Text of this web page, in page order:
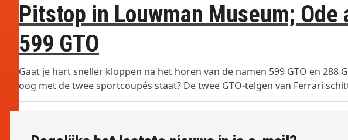
Pitstop in Louwman Museum; Ode
599 GTO
Gaat je hart sneller kloppen na het horen van de namen 599 GTO en 288
oog met de twee sportcoupés staat? De twee GTO-telgen van Ferrari